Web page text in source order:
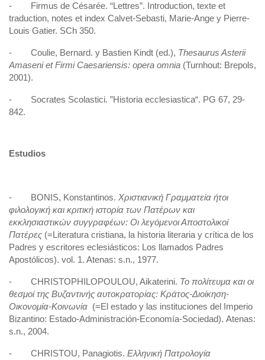
- Firmus de Césarée. “Lettres”. Introduction, texte et
traduction, notes et index Calvet-Sebasti, Marie-Ange y Pierre-
Louis Gatier. SCh 350.
- Coulie, Bernard. y Bastien Kindt (ed.), Thesaurus Asterii
Amaseni et Firmi Caesariensis: opera omnia (Turnhout: Brepols,
2001).
- Socrates Scolastici. ”Historia ecclesiastica“. PG 67, 29-
842.
Estudios
- BONIS, Konstantinos. Χριστιανική Γραμματεία ήτοι
φιλολογική και κριτική ιστορία των Πατέρων και
εκκλησιαστικών συγγραφέων: Οι λεγόμενοιΑποστολικοί
Πατέρες (=Literatura cristiana, la historia literaria y crítica de los
Padres y escritores eclesiásticos: Los llamados Padres
Apostólicos). vol. 1. Atenas: s.n., 1977.
- CHRISTOPHILOPOULOU, Aikaterini. Το πολίτευμα και οι
θεσμοίτης Βυζαντινής αυτοκρατορίας: Κράτος-Διοίκηση-
Οικονομία-Κοινωνία (=El estado y las instituciones del Imperio
Bizantino: Estado-Administración-Economía-Sociedad). Atenas:
s.n., 2004.
- CHRISTOU, Panagiotis. Ελληνική Πατρολογία